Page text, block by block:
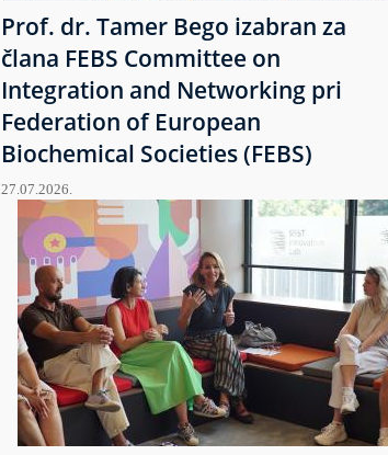
Prof. dr. Tamer Bego izabran za
člana FEBS Committee on
Integration and Networking pri
Federation of European
Biochemical Societies (FEBS)
27.07.2026.